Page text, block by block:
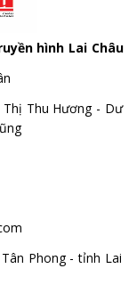
hình Lai Châu
Thị Thu Hương - Dư
Phong - tỉnh Lai